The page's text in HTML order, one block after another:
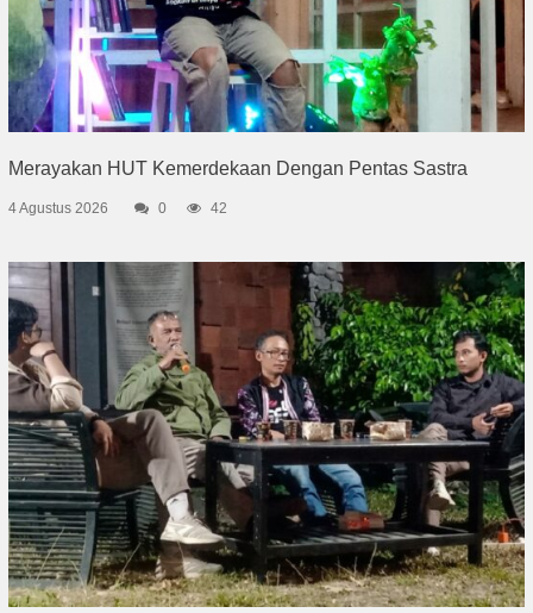
Merayakan HUT Kemerdekaan Dengan Pentas Sastra
4 Agustus 2026 0 42